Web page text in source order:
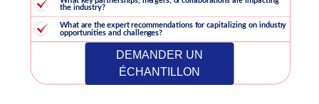
DEMANDER UN
ÉCHANTILLON